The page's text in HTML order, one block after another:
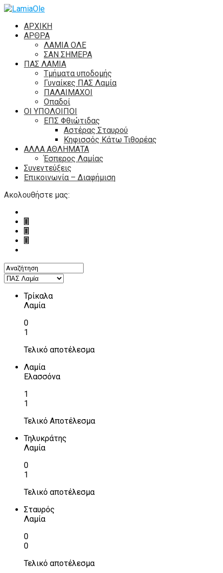
ΑΡΧΙΚΗ
ΑΡΘΡΑ
ΛΑΜΙΑ ΟΛΕ
ΣΑΝ ΣΗΜΕΡΑ
ΠΑΣ ΛΑΜΙΑ
Τμήματα υποδομής
Γυναίκες ΠΑΣ Λαμία
ΠΑΛΑΙΜΑΧΟΙ
Οπαδοί
ΟΙ ΥΠΟΛΟΙΠΟΙ
ΕΠΣ Φθιώτιδας
Αστέρας Σταυρού
Κηφισσός Κάτω Τιθορέας
ΑΛΛΑ ΑΘΛΗΜΑΤΑ
Έσπερος Λαμίας
Συνεντεύξεις
Επικοινωνία – Διαφήμιση
Ακολουθήστε μας:
Τρίκαλα
Λαμία
0
1
Τελικό αποτέλεσμα
Λαμία
Ελασσόνα
1
1
Τελικό Αποτέλεσμα
Τηλυκράτης
Λαμία
0
1
Τελικό αποτέλεσμα
Σταυρός
Λαμία
0
0
Τελικό αποτέλεσμα